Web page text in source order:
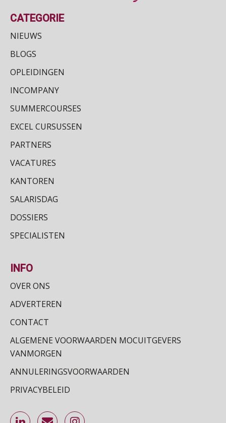
CATEGORIE
NIEUWS
BLOGS
OPLEIDINGEN
INCOMPANY
SUMMERCOURSES
EXCEL CURSUSSEN
PARTNERS
VACATURES
KANTOREN
SALARISDAG
DOSSIERS
SPECIALISTEN
INFO
OVER ONS
ADVERTEREN
CONTACT
ALGEMENE VOORWAARDEN MOCUITGEVERS
VANMORGEN
ANNULERINGSVOORWAARDEN
PRIVACYBELEID